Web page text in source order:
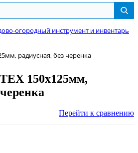
огородный инструмент и инвентарь
радиусная, без черенка
150х125мм,
Перейти к сравнению